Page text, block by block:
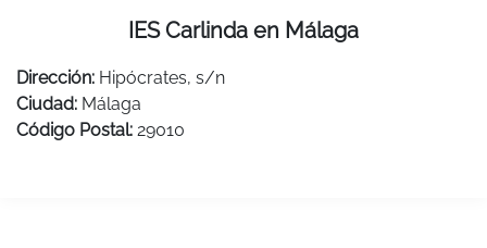
IES Carlinda en Málaga
Dirección: Hipócrates, s/n
Ciudad: Málaga
Código Postal: 29010